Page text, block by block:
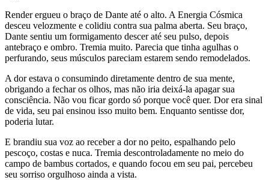
Render ergueu o braço de Dante até o alto. A Energia Cósmica
desceu velozmente e colidiu contra sua palma aberta. Seu braço,
Dante sentiu um formigamento descer até seu pulso, depois
antebraço e ombro. Tremia muito. Parecia que tinha agulhas o
perfurando, seus músculos pareciam estarem sendo remodelados.
A dor estava o consumindo diretamente dentro de sua mente,
obrigando a fechar os olhos, mas não iria deixá-la apagar sua
consciência. Não vou ficar gordo só porque você quer. Dor era sinal
de vida, seu pai ensinou isso muito bem. Enquanto sentisse dor,
poderia lutar.
E brandiu sua voz ao receber a dor no peito, espalhando pelo
pescoço, costas e nuca. Tremia descontroladamente no meio do
campo de bambus cortados, e quando focou em seu pai, percebeu
seu sorriso orgulhoso ainda a vista.